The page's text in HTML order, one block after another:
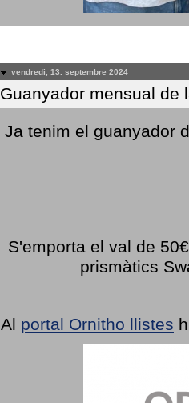
vendredi, 13. septembre 2024
Guanyador mensual de
Ja tenim el guanyador
S'emporta el val de
prismàtics
Al portal Ornitho llistes